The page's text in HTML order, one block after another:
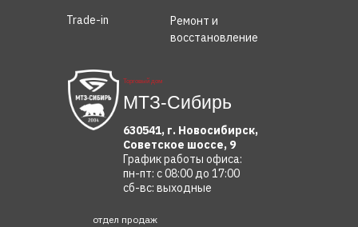
Торговый дом
МТЗ-Сибирь
Trade-in
Ремонт и
восстановление
630541, г. Новосибирск,
Советское шоссе, 9
График работы офиса:
пн-пт: с 08:00 до 17:00
сб-вс: выходные
отдел продаж